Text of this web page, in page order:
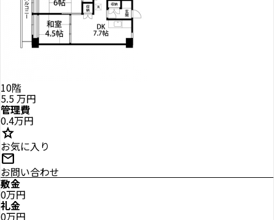
10階
5.5万円
管理費
0.4万円
star
お気に入り
mail
お問い合わせ
敷金
0万円
礼金
0万円